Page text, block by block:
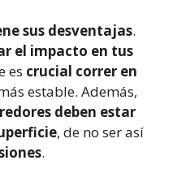
sus desventajas.
el impacto en tus
es crucial correr en
estable. Además,
deben estar
, de no ser así
.